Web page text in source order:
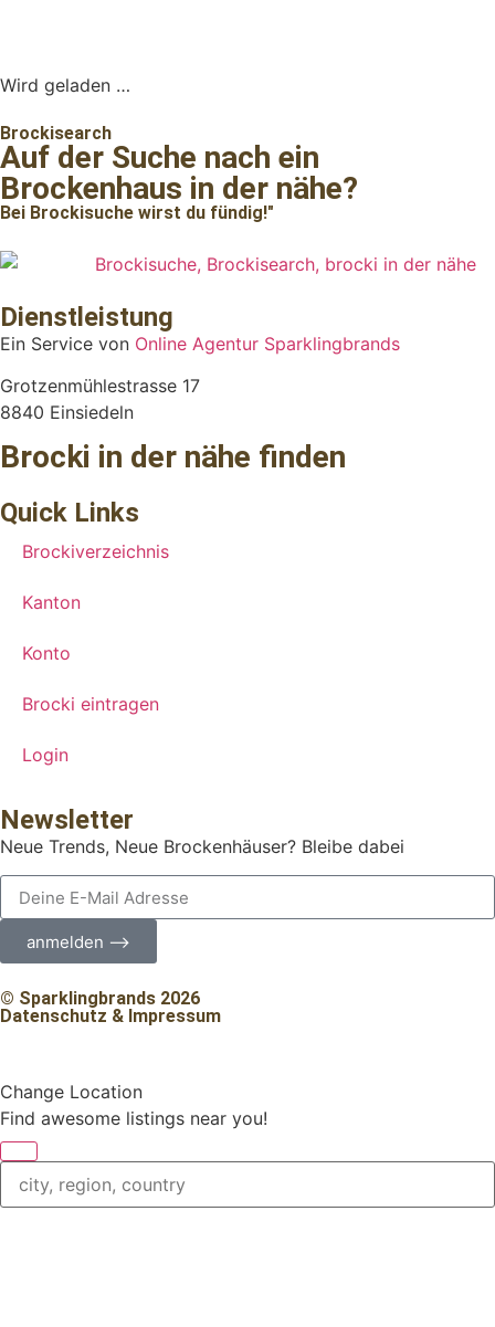
Wird geladen …
Brockisearch
Auf der Suche nach ein
Brockenhaus in der nähe?
Bei Brockisuche wirst du fündig!"
Dienstleistung
Ein Service von Online Agentur Sparklingbrands
Grotzenmühlestrasse 17
8840 Einsiedeln
Brocki in der nähe finden
Quick Links
Brockiverzeichnis
Kanton
Konto
Brocki eintragen
Login
Newsletter
Neue Trends, Neue Brockenhäuser? Bleibe dabei
anmelden ⟶
© Sparklingbrands 2026
Datenschutz & Impressum
Change Location
Find awesome listings near you!
Change Location